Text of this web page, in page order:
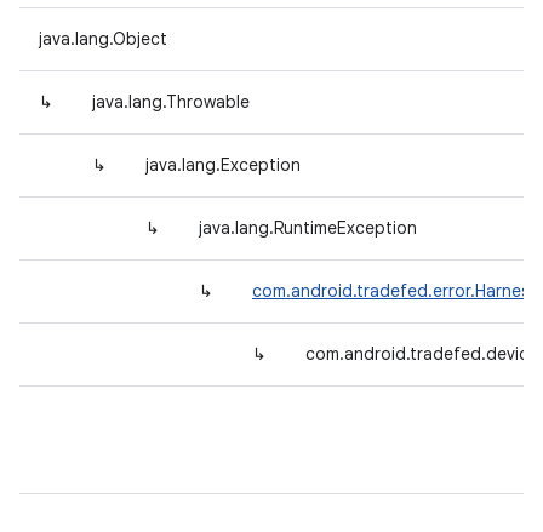
java.lang.Object
↳ java.lang.Throwable
↳ java.lang.Exception
↳ java.lang.RuntimeException
↳
↳